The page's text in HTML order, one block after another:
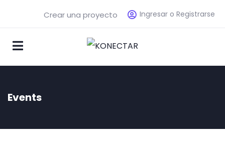
Ingresar o Registrarse
Crear una proyecto
Events